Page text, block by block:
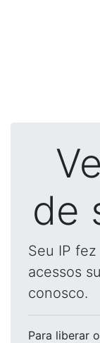
de
Seu IP
acessos
conosco.
Para liberar